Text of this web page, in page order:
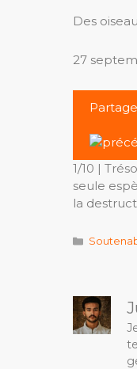
Des
27
1/10 |
seule
la